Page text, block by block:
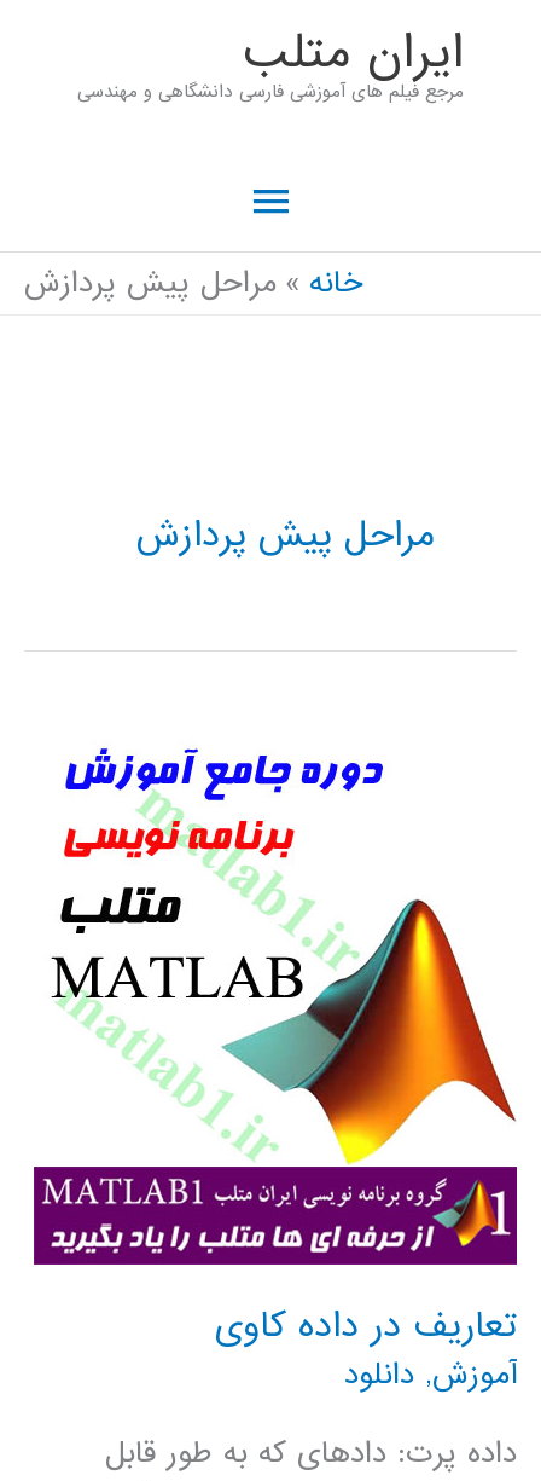
ايران متلب
مرجع فیلم های آموزشی فارسی دانشگاهی و مهندسی
فهرست
اصلی خانه مراحل پیش پردازش
مراحل پیش پردازش
تعاریف در داده کاوی
آموزش, دانلود
داده پرت: داده­ای که به طور قابل